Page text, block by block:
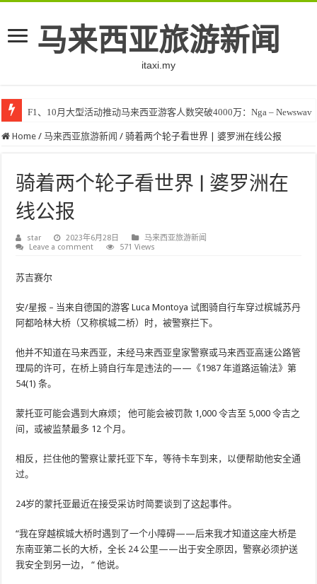
马来西亚旅游新闻
itaxi.my
F1、10月大型活动推动马来西亚游客人数突破4000万：Nga – Newswav
Home / 马来西亚旅游新闻 / 骑着两个轮子看世界 | 婆罗洲在线公报
骑着两个轮子看世界 | 婆罗洲在
线公报
star 2023年6月28日
马来西亚旅游新闻
Leave a comment
571 Views
苏吉赛尔
安/星报 – 当来自德国的游客 Luca Montoya 试图骑自行车穿过槟城苏丹
阿都哈林大桥（又称槟城二桥）时，被警察拦下。
他并不知道在马来西亚，未经马来西亚皇家警察或马来西亚高速公路管
理局的许可，在桥上骑自行车是违法的——《1987 年道路运输法》第
54(1) 条。
蒙托亚可能会遇到大麻烦； 他可能会被罚款 1,000 令吉至 5,000 令吉之
间，或被监禁最多 12 个月。
相反，拦住他的警察让蒙托亚下车，等待卡车到来，以便帮助他安全通
过。
24岁的蒙托亚最近在接受采访时简要谈到了这起事件。
“我在穿越槟城大桥时遇到了一个小障碍——后来我才知道这座大桥是
东南亚第二长的大桥，全长 24 公里——出于安全原因，警察必须护送
我安全到另一边， “ 他说。